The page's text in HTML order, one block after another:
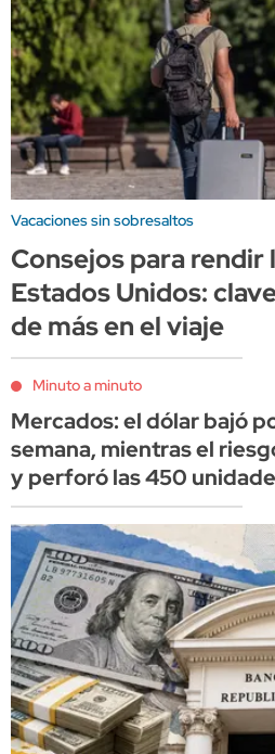
Vacaciones sin sobresaltos
Consejos para rendir
Estados Unidos:
de más en el viaje
Minuto a minuto
Mercados: el dólar bajó
semana, mientras el
y perforó las 450